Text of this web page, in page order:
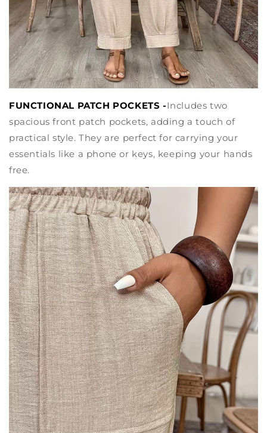
FUNCTIONAL PATCH POCKETS -Includes two
spacious front patch pockets, adding a touch of
practical style. They are perfect for carrying your
essentials like a phone or keys, keeping your hands
free.